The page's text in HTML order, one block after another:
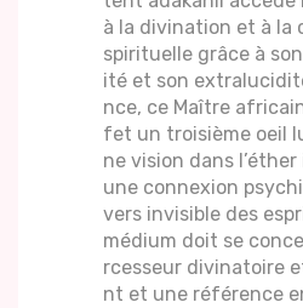
à la divination et à la
spirituelle grâce à
ité et son
nce, ce Maître
fet un troisième oeil
ne vision dans
une connexion
vers invisible des
médium doit se
rcesseur divinatoire
nt et une référence